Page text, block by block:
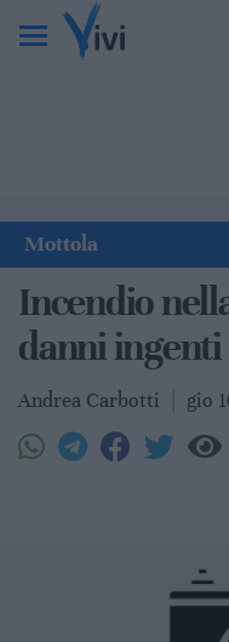
Mottola
Incendio
danni
Andrea Carbotti gio